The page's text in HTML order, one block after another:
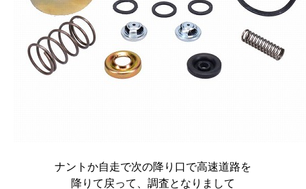
ナントか自走で次の降り口で高速道路を
降りて戻って、調査となりまして